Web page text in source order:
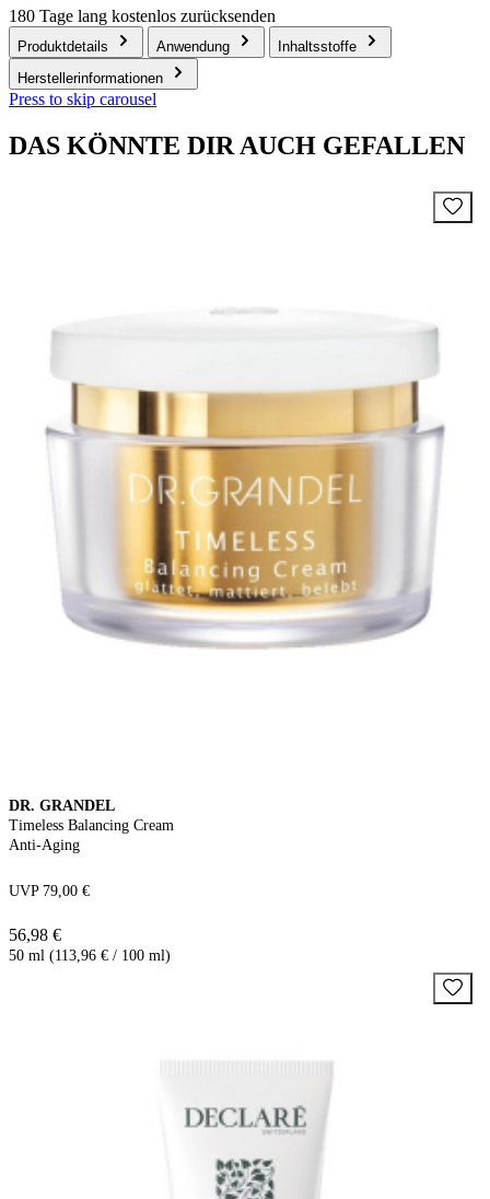
180 Tage lang kostenlos zurücksenden
Produktdetails Anwendung
Inhaltsstoffe
Herstellerinformationen
Press to skip carousel
DAS KÖNNTE DIR AUCH GEFALLEN
DR. GRANDEL
Timeless Balancing Cream
Anti-Aging
UVP 79,00 €
56,98 €
50 ml (113,96 € / 100 ml)